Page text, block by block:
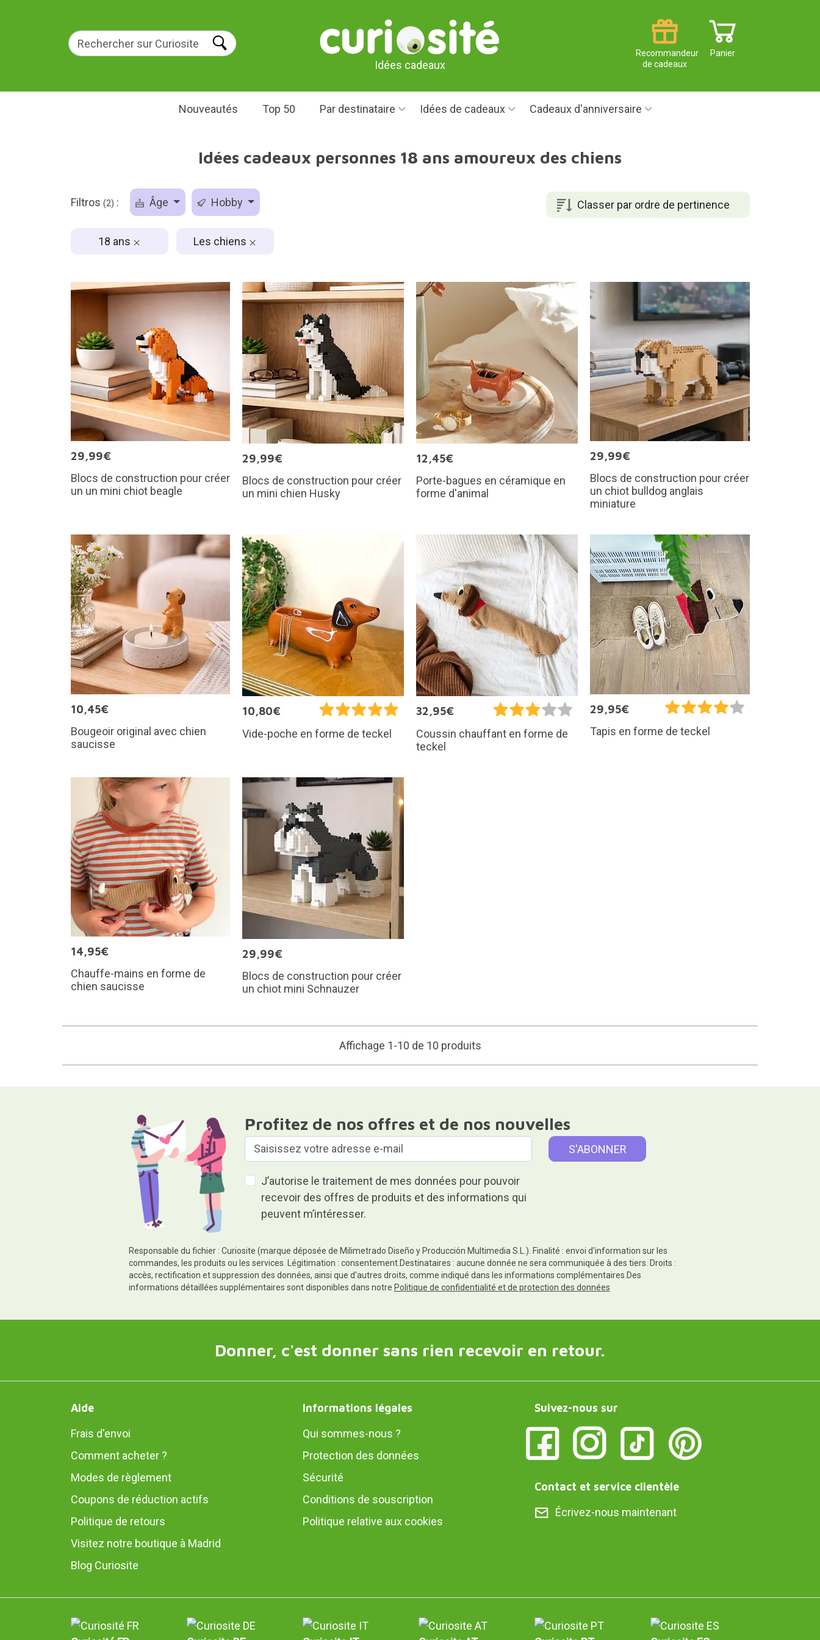
Idées cadeaux
Panier
Recommandeur
de cadeaux
Nouveautés Top 50 Par destinataire Idées de cadeaux Cadeaux d'anniversaire
Idées cadeaux personnes 18 ans amoureux des chiens
Classer par ordre de pertinence
Filtros (2) : Âge Hobby
18 ans Les chiens
29,99€
Blocs de construction pour créer
un un mini chiot beagle
29,99€
Blocs de construction pour créer
un mini chien Husky
12,45€
Porte-bagues en céramique en
forme d'animal
29,99€
Blocs de construction pour créer
un chiot bulldog anglais
miniature
10,45€
Bougeoir original avec chien
saucisse
10,80€
Vide-poche en forme de teckel
32,95€
Coussin chauffant en forme de
teckel
29,95€
Tapis en forme de teckel
14,95€
Chauffe-mains en forme de
chien saucisse
29,99€
Blocs de construction pour créer
un chiot mini Schnauzer
Affichage 1-10 de 10 produits
Profitez de nos offres et de nos nouvelles
J’autorise le traitement de mes données pour pouvoir
recevoir des offres de produits et des informations qui
peuvent m’intéresser.
Responsable du fichier : Curiosite (marque déposée de Milimetrado Diseño y Producción Multimedia S.L.). Finalité : envoi d'information sur les
commandes, les produits ou les services. Légitimation : consentement.Destinataires : aucune donnée ne sera communiquée à des tiers. Droits :
accès, rectification et suppression des données, ainsi que d'autres droits, comme indiqué dans les informations complémentaires.Des
informations détaillées supplémentaires sont disponibles dans notre Politique de confidentialité et de protection des données
Donner, c'est donner sans rien recevoir en retour.
Aide
Frais d'envoi
Comment acheter ?
Modes de règlement
Coupons de réduction actifs
Politique de retours
Visitez notre boutique à Madrid
Blog Curiosite
Informations légales
Qui sommes-nous ?
Protection des données
Sécurité
Conditions de souscription
Politique relative aux cookies
Suivez-nous sur
Contact et service clientèle
Écrivez-nous maintenant